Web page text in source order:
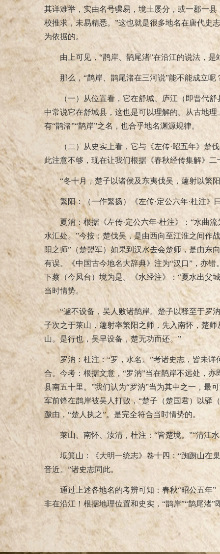
其详难举，实由名号骤易，境土屡分，或一郡一
校推求，未易精悉。”这也就是很多地名在唐代史
为依据的。
由上可见，“鹊岸、鹊尾渚”在沿江的说法，
那么，“鹊岸、鹊尾渚在三河说”能不能成立
（一）从位置看，它在舒城、庐江（即晋代
中常说它在舒城县，这也是可以理解的。从古地
有“鹊渚”“鹊岸”之名，也合乎地名渊源规律。
（二）从史实上看，它与《左传·昭五年》
此注意不够，现在让我们根据《春秋经传集解》
“冬十月，楚子以诸侯及东夷伐吴，蘧射以繁
繁阳：（一作繁扬）《左传·定公六年·杜注
夏汭：根据《左传·定公六年·杜注》：“水曲
水汇处。”今按：楚伐吴，是由西向至江淮之间作
阳之师”（楚盟军）如果到汉水去会楚师，是由东
有误。《中国古今地名大辞典》注为“汉口”，亦错
下蔡（今凤台）境为是。《水经注》：“夏水出父
当时情势。
“遽不设备，吴人败诸鹊岸。楚子以驿至于罗
子次之于莱山，蘧射率繁阳之师，先入南怀，楚
山。是行也，吴早设备，楚无功而还。”
罗汭：杜注：“罗，水名。”考诸史志，皆未
合。今考：根据文意，“罗汭”当在鹊岸不远处，
县南五十里。”我们认为“罗汭”当为其中之一，最
军前锋在鹊岸被吴人打败，“楚子（楚国君）以驿
蹶由，“楚人执之”。是完全符合当时情势的。
莱山、南怀、汝清，杜注：“皆楚境。”“清江
坻箕山：《大明一统志》卷十四：“踟蹰山在
音近。”诸史志同此。
通过上述各地名的考辨可知：春秋“昭公五年”
非在沿江！根据地理位置和史实，“鹊岸”“鹊尾渚”